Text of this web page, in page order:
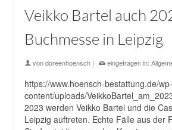
Veikko Bartel auch
Buchmesse in Leipzig
vondoreenhoensch | eingetragen in:
https://www.hoensch-bestattung.de/wp-
content/uploads/
2023 werden Veikko Bartel und die
Leipzig auftreten. Echte Fälle aus der